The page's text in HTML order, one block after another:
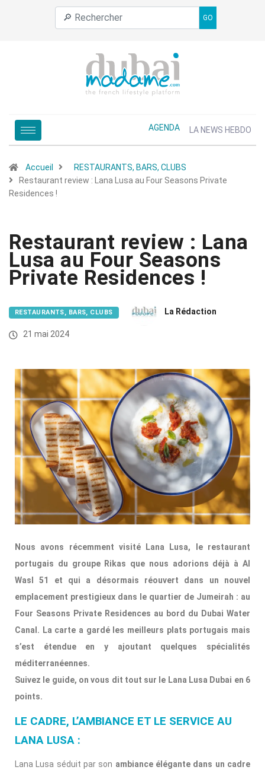
GO
AGENDA LA NEWS HEBDO
Accueil
RESTAURANTS, BARS, CLUBS
Restaurant review : Lana Lusa au Four Seasons Private
Residences !
Restaurant review : Lana
Lusa au Four Seasons
Private Residences !
RESTAURANTS, BARS, CLUBS La Rédaction
21 mai 2024
Nous avons récemment visité Lana Lusa, le restaurant
portugais du groupe Rikas que nous adorions déjà à Al
Wasl 51 et qui a désormais réouvert dans un nouvel
emplacement prestigieux dans le quartier de Jumeirah : au
Four Seasons Private Residences au bord du Dubai Water
Canal. La carte a gardé les meilleurs plats portugais mais
s’est étendue en y ajoutant quelques spécialités
méditerranéennes.
Suivez le guide, on vous dit tout sur le Lana Lusa Dubai en 6
points.
LE CADRE, L’AMBIANCE ET LE SERVICE AU
LANA LUSA :
Lana Lusa séduit par son ambiance élégante dans un cadre